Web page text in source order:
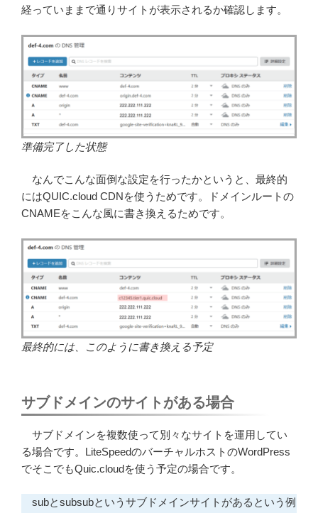
経っていままで通りサイトが表示されるか確認します。
準備完了した状態
なんでこんな面倒な設定を行ったかというと、最終的
にはQUIC.cloud CDNを使うためです。ドメインルートの
CNAMEをこんな風に書き換えるためです。
最終的には、このように書き換える予定
サブドメインのサイトがある場合
サブドメインを複数使って別々なサイトを運用してい
る場合です。LiteSpeedのバーチャルホストのWordPress
でそこでもQuic.cloudを使う予定の場合です。
subとsubsubというサブドメインサイトがあるという例